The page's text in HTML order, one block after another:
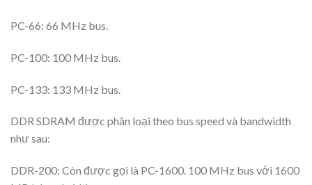
PC-66: 66 MHz bus.
PC-100: 100 MHz bus.
PC-133: 133 MHz bus.
DDR SDRAM được phân loại theo bus speed và bandwidth
như sau:
DDR-200: Còn được gọi là PC-1600. 100 MHz bus với 1600